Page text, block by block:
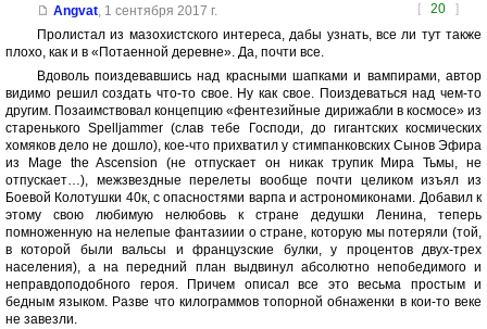
[ 20 ]
Angvat, 1 сентября 2017 г.
Пролистал из мазохистского интереса, дабы узнать, все ли тут также
плохо, как и в «Потаенной деревне». Да, почти все.
Вдоволь поиздевавшись над красными шапками и вампирами, автор
видимо решил создать что-то свое. Ну как свое. Поиздеваться над чем-то
другим. Позаимствовал концепцию «фентезийные дирижабли в космосе» из
старенького Spelljammer (слав тебе Господи, до гигантских космических
хомяков дело не дошло), кое-что прихватил у стимпанковских Сынов Эфира
из Mage the Ascension (не отпускает он никак трупик Мира Тьмы, не
отпускает…), межзвездные перелеты вообще почти целиком изъял из
Боевой Колотушки 40к, с опасностями варпа и астрономиконами. Добавил к
этому свою любимую нелюбовь к стране дедушки Ленина, теперь
помноженную на нелепые фантазиии о стране, которую мы потеряли (той,
в которой были вальсы и французские булки, у процентов двух-трех
населения), а на передний план выдвинул абсолютно непобедимого и
неправдоподобного героя. Причем описал все это весьма простым и
бедным языком. Разве что килограммов топорной обнаженки в кои-то веке
не завезли.